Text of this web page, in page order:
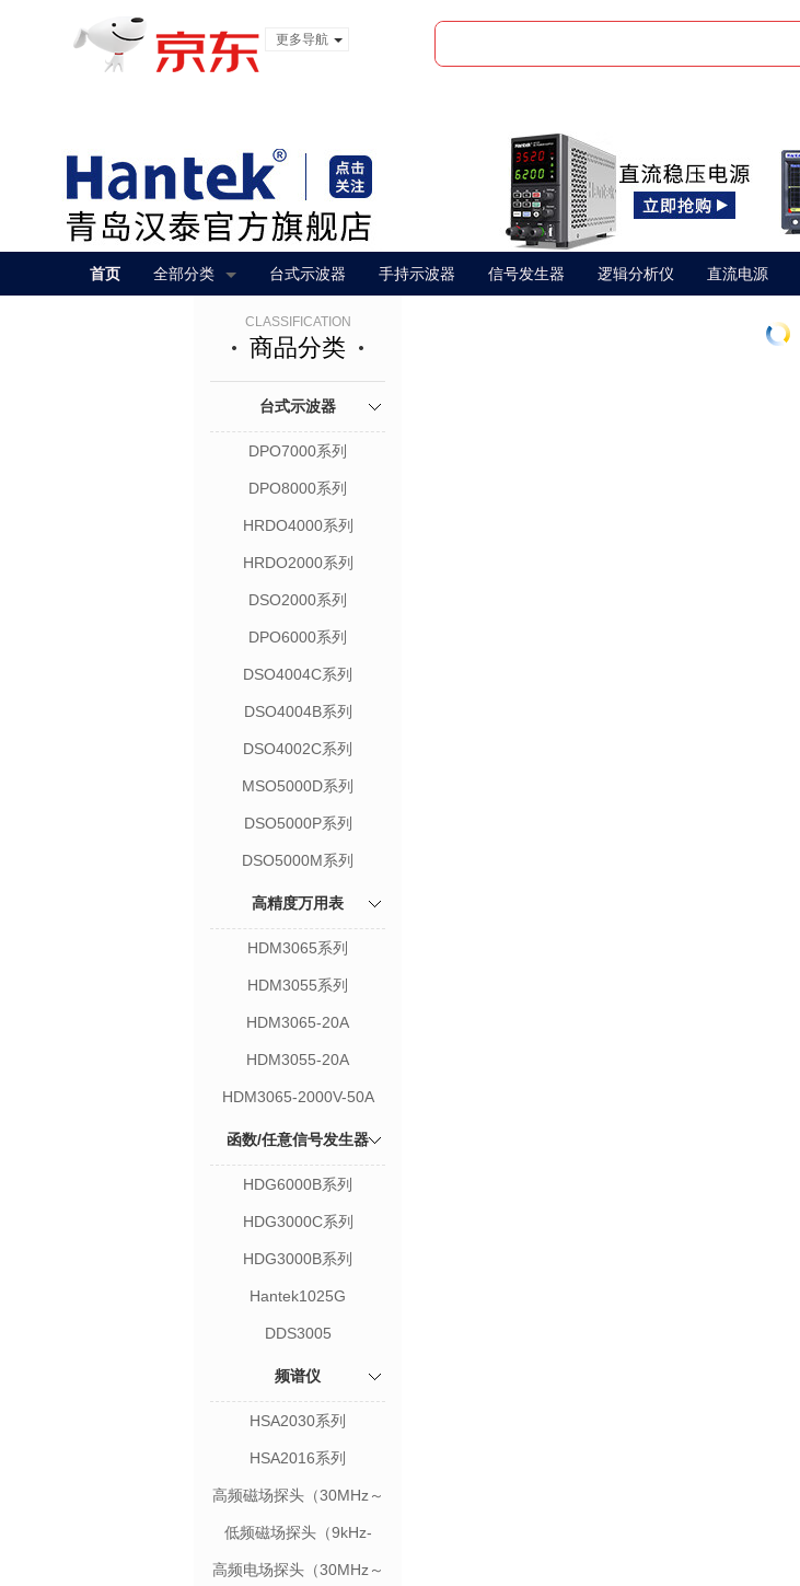
更多导航
首页 全部分类 台式示波器 手持示波器 信号发生器 逻辑分析仪 直流电源
CLASSIFICATION
商品分类
台式示波器
DPO7000系列
DPO8000系列
HRDO4000系列
HRDO2000系列
DSO2000系列
DPO6000系列
DSO4004C系列
DSO4004B系列
DSO4002C系列
MSO5000D系列
DSO5000P系列
DSO5000M系列
高精度万用表
HDM3065系列
HDM3055系列
HDM3065-20A
HDM3055-20A
HDM3065-2000V-50A
函数/任意信号发生器
HDG6000B系列
HDG3000C系列
HDG3000B系列
Hantek1025G
DDS3005
频谱仪
HSA2030系列
HSA2016系列
高频磁场探头（30MHz～
3GHz）
低频磁场探头（9kHz-
50MHz）
高频电场探头（30MHz～